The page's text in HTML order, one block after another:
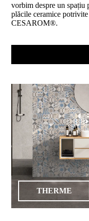
conformitate
nr
620
2026
tehnic
exterior
2021
Agrement
tehnic
interior
Regulament
campanie
"CESAROM
vorbim despre un spațiu
plăcile ceramice
CESAROM®.
THERME